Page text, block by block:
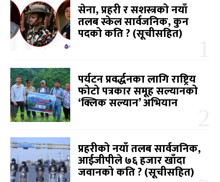
सेना, प्रहरी र सशस्त्रको नयाँ
तलब स्केल सार्वजनिक, कुन
पदको कति ? (सूचीसहित)
पर्यटन प्रवर्द्धनका लागि राष्ट्रिय
फोटो पत्रकार समूह सल्यानको
‘क्लिक सल्यान’ अभियान
प्रहरीको नयाँ तलब सार्वजनिक,
आईजीपीले ७६ हजार खाँदा
जवानको कति ? (सूचीसहित)